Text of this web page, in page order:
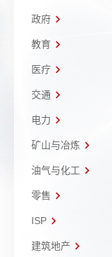
政府
教育
医疗
交通
电力
矿山与冶炼
油气与化工
零售
ISP
建筑地产